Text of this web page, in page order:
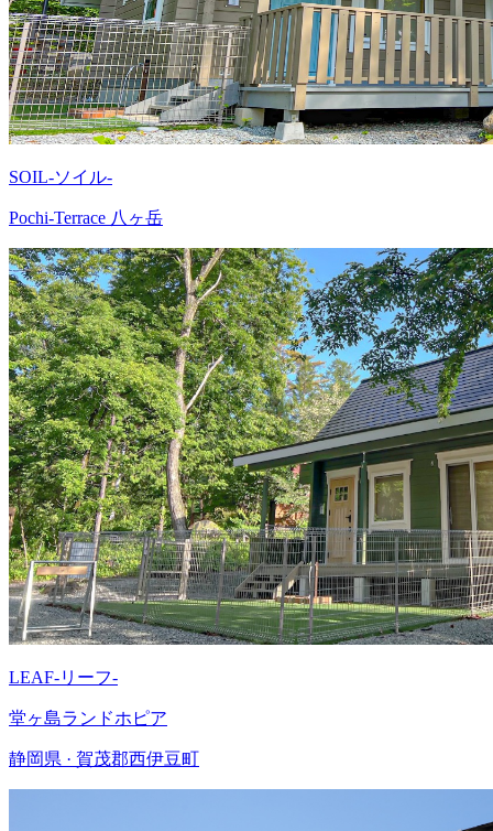
SOIL-ソイル-
Pochi-Terrace 八ヶ岳
LEAF-リーフ-
堂ヶ島ランドホピア
静岡県 · 賀茂郡西伊豆町